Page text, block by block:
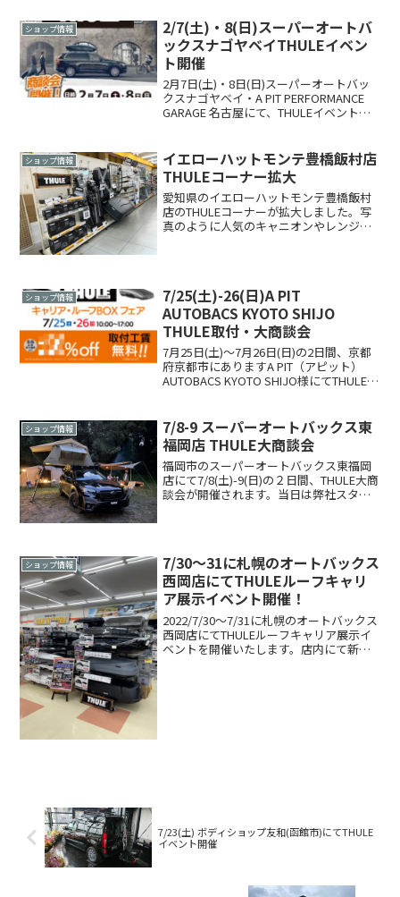
も自分の車に適した商品なども相談で...
ショップ情報
2/7(土)・8(日)スーパーオートバ
ックスナゴヤベイTHULEイベン
ト開催
2月7日(土)・8日(日)スーパーオートバッ
クスナゴヤベイ・A PIT PERFORMANCE
GARAGE 名古屋にて、THULEイベントを
相談を承ります。THUL...
ショップ情報
イエローハットモンテ豊橋飯村店
THULEコーナー拡大
愛知県のイエローハットモンテ豊橋飯村
店のTHULEコーナーが拡大しました。写
真のように人気のキャニオンやレンジャ
ショップ情報
7/25(土)-26(日)A PIT
AUTOBACS KYOTO SHIJO
THULE取付・大商談会
7月25日(土)〜7月26日(日)の2日間、京都
府京都市にありますA PIT（アピット）
AUTOBACS KYOTO SHIJO様にてTHULE取
の時にご来場、ご相談...
ショップ情報
7/8-9 スーパーオートバックス東
福岡店 THULE大商談会
福岡市のスーパーオートバックス東福岡
店にて7/8(土)-9(日)の２日間、THULE大商
談会が開催されます。当日は弊社スタッ
ショップ情報
7/30～31に札幌のオートバックス
西岡店にてTHULEルーフキャリ
ア展示イベント開催！
2022/7/30～7/31に札幌のオートバックス
西岡店にてTHULEルーフキャリア展示イ
ベントを開催いたします。店内にて新た
7/23(土) ボディショップ友和(函館市)にてTHULE
イベント開催